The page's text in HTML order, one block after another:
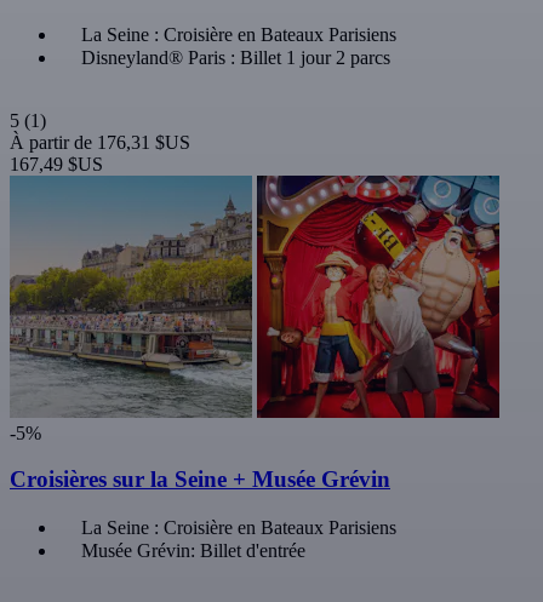
La Seine : Croisière en Bateaux Parisiens
Disneyland® Paris : Billet 1 jour 2 parcs
5 (1)
À partir de 176,31 $US
167,49 $US
-5%
Croisières sur la Seine + Musée Grévin
La Seine : Croisière en Bateaux Parisiens
Musée Grévin: Billet d'entrée